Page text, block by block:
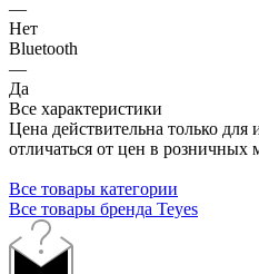
—
Нет
Bluetooth
—
Да
Все характеристики
Цена действительна только
отличаться от цен в розничных
Все товары категории
Все товары бренда Teyes